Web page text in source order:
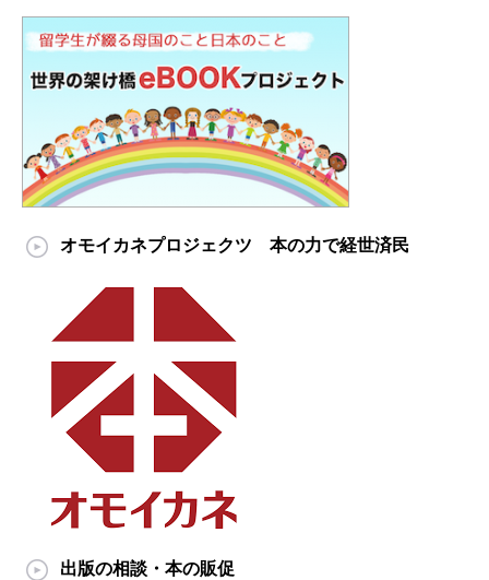
オモイカネプロジェクツ 本の力で経世済民
出版の相談・本の販促